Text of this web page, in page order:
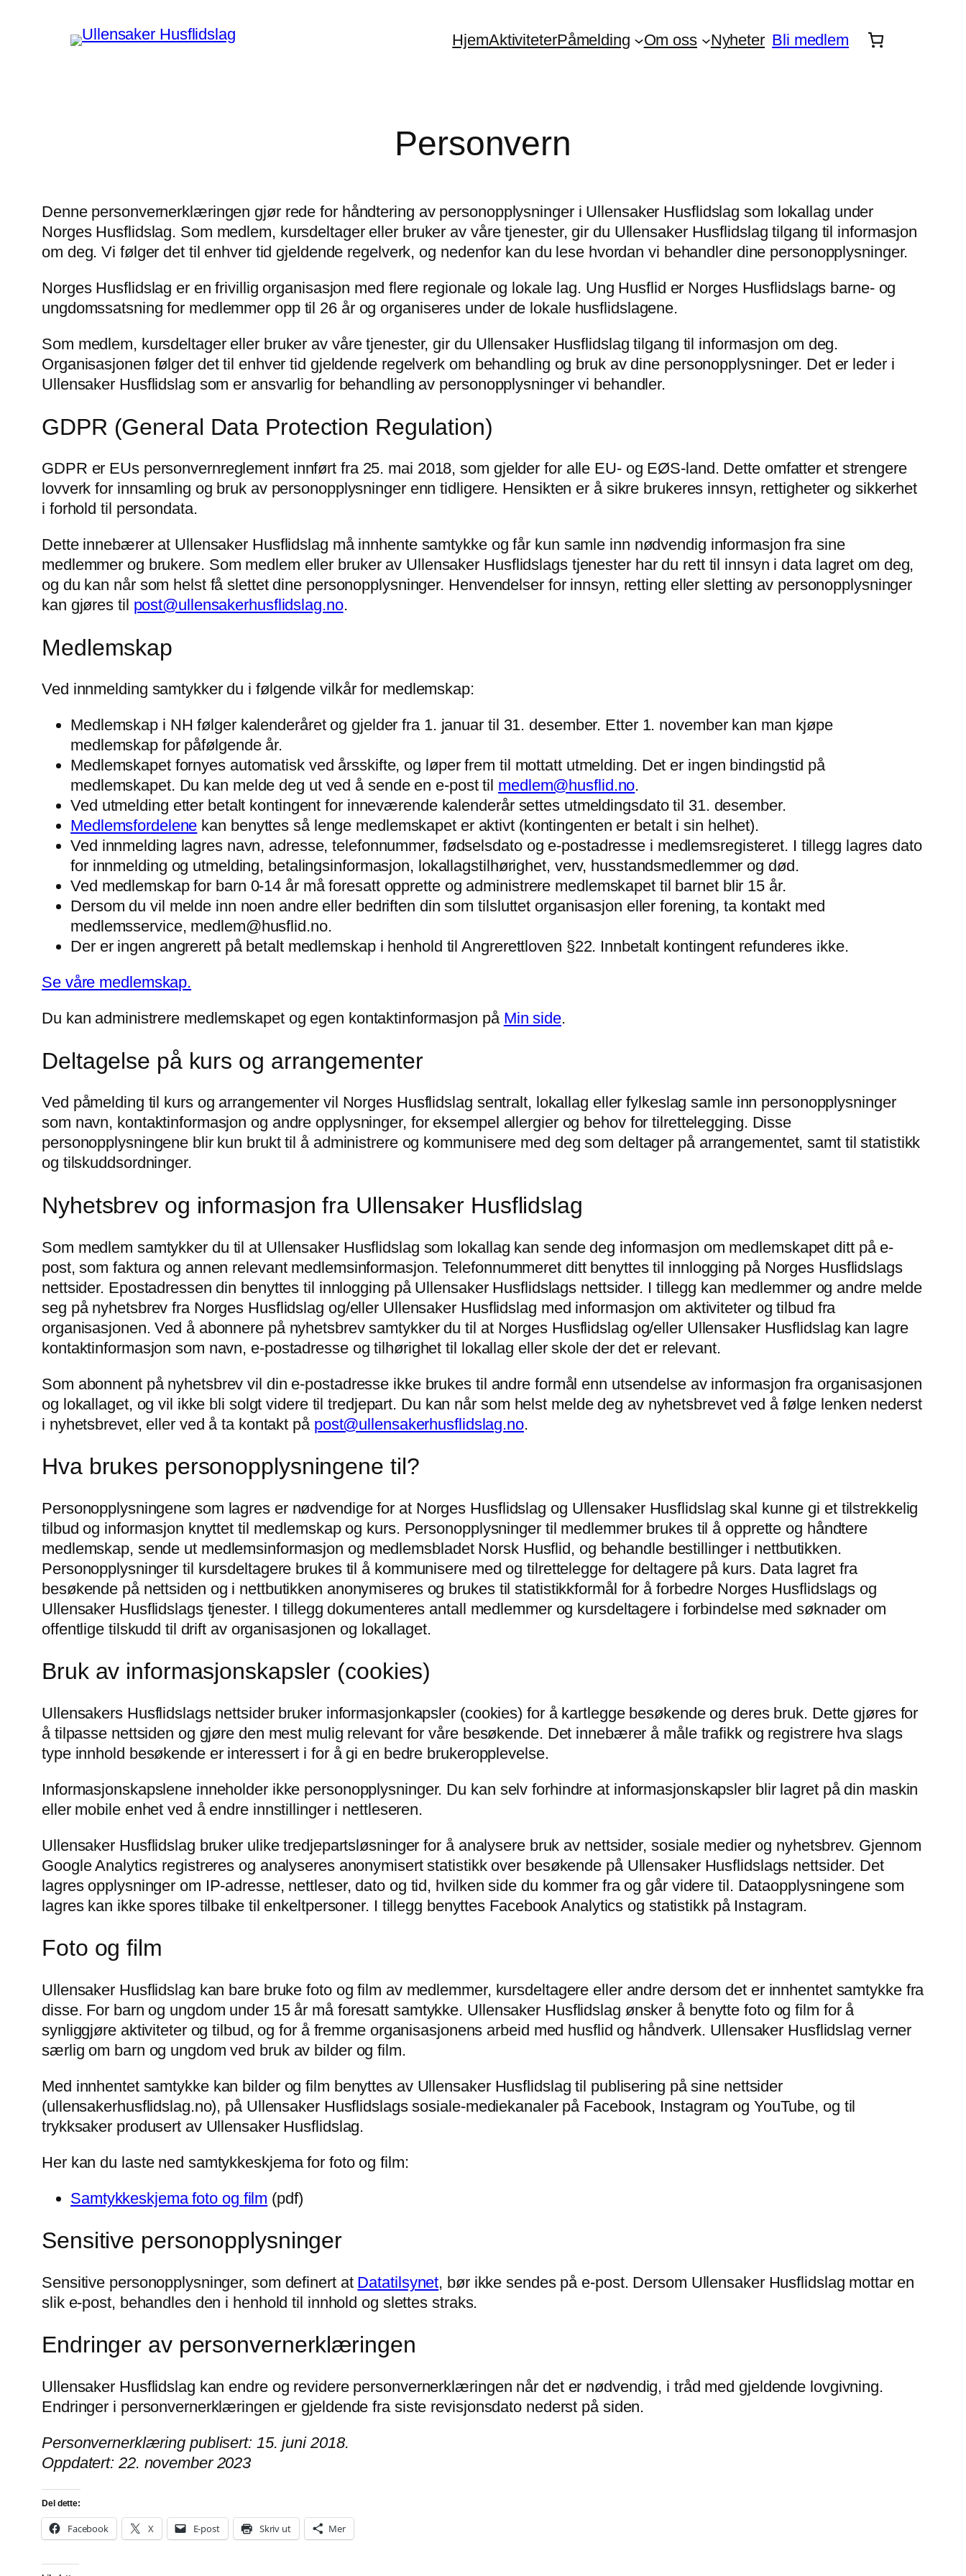
HjemAktiviteterPåmelding Om oss Nyheter Bli medlem
Personvern
Denne personvernerklæringen gjør rede for håndtering av personopplysninger i Ullensaker Husflidslag som lokallag under
Norges Husflidslag. Som medlem, kursdeltager eller bruker av våre tjenester, gir du Ullensaker Husflidslag tilgang til informasjon
om deg. Vi følger det til enhver tid gjeldende regelverk, og nedenfor kan du lese hvordan vi behandler dine personopplysninger.
Norges Husflidslag er en frivillig organisasjon med flere regionale og lokale lag. Ung Husflid er Norges Husflidslags barne- og
ungdomssatsning for medlemmer opp til 26 år og organiseres under de lokale husflidslagene.
Som medlem, kursdeltager eller bruker av våre tjenester, gir du Ullensaker Husflidslag tilgang til informasjon om deg.
Organisasjonen følger det til enhver tid gjeldende regelverk om behandling og bruk av dine personopplysninger. Det er leder i
Ullensaker Husflidslag som er ansvarlig for behandling av personopplysninger vi behandler.
GDPR (General Data Protection Regulation)
GDPR er EUs personvernreglement innført fra 25. mai 2018, som gjelder for alle EU- og EØS-land. Dette omfatter et strengere
lovverk for innsamling og bruk av personopplysninger enn tidligere. Hensikten er å sikre brukeres innsyn, rettigheter og sikkerhet
i forhold til persondata.
Dette innebærer at Ullensaker Husflidslag må innhente samtykke og får kun samle inn nødvendig informasjon fra sine
medlemmer og brukere. Som medlem eller bruker av Ullensaker Husflidslags tjenester har du rett til innsyn i data lagret om deg,
og du kan når som helst få slettet dine personopplysninger. Henvendelser for innsyn, retting eller sletting av personopplysninger
kan gjøres til post@ullensakerhusflidslag.no.
Medlemskap
Ved innmelding samtykker du i følgende vilkår for medlemskap:
Medlemskap i NH følger kalenderåret og gjelder fra 1. januar til 31. desember. Etter 1. november kan man kjøpe
medlemskap for påfølgende år.
Medlemskapet fornyes automatisk ved årsskifte, og løper frem til mottatt utmelding. Det er ingen bindingstid på
medlemskapet. Du kan melde deg ut ved å sende en e-post til medlem@husflid.no.
Ved utmelding etter betalt kontingent for inneværende kalenderår settes utmeldingsdato til 31. desember.
Medlemsfordelene kan benyttes så lenge medlemskapet er aktivt (kontingenten er betalt i sin helhet).
Ved innmelding lagres navn, adresse, telefonnummer, fødselsdato og e-postadresse i medlemsregisteret. I tillegg lagres dato
for innmelding og utmelding, betalingsinformasjon, lokallagstilhørighet, verv, husstandsmedlemmer og død.
Ved medlemskap for barn 0-14 år må foresatt opprette og administrere medlemskapet til barnet blir 15 år.
Dersom du vil melde inn noen andre eller bedriften din som tilsluttet organisasjon eller forening, ta kontakt med
medlemsservice, medlem@husflid.no.
Der er ingen angrerett på betalt medlemskap i henhold til Angrerettloven §22. Innbetalt kontingent refunderes ikke.
Se våre medlemskap.
Du kan administrere medlemskapet og egen kontaktinformasjon på Min side.
Deltagelse på kurs og arrangementer
Ved påmelding til kurs og arrangementer vil Norges Husflidslag sentralt, lokallag eller fylkeslag samle inn personopplysninger
som navn, kontaktinformasjon og andre opplysninger, for eksempel allergier og behov for tilrettelegging. Disse
personopplysningene blir kun brukt til å administrere og kommunisere med deg som deltager på arrangementet, samt til statistikk
og tilskuddsordninger.
Nyhetsbrev og informasjon fra Ullensaker Husflidslag
Som medlem samtykker du til at Ullensaker Husflidslag som lokallag kan sende deg informasjon om medlemskapet ditt på e-
post, som faktura og annen relevant medlemsinformasjon. Telefonnummeret ditt benyttes til innlogging på Norges Husflidslags
nettsider. Epostadressen din benyttes til innlogging på Ullensaker Husflidslags nettsider. I tillegg kan medlemmer og andre melde
seg på nyhetsbrev fra Norges Husflidslag og/eller Ullensaker Husflidslag med informasjon om aktiviteter og tilbud fra
organisasjonen. Ved å abonnere på nyhetsbrev samtykker du til at Norges Husflidslag og/eller Ullensaker Husflidslag kan lagre
kontaktinformasjon som navn, e-postadresse og tilhørighet til lokallag eller skole der det er relevant.
Som abonnent på nyhetsbrev vil din e-postadresse ikke brukes til andre formål enn utsendelse av informasjon fra organisasjonen
og lokallaget, og vil ikke bli solgt videre til tredjepart. Du kan når som helst melde deg av nyhetsbrevet ved å følge lenken nederst
i nyhetsbrevet, eller ved å ta kontakt på post@ullensakerhusflidslag.no.
Hva brukes personopplysningene til?
Personopplysningene som lagres er nødvendige for at Norges Husflidslag og Ullensaker Husflidslag skal kunne gi et tilstrekkelig
tilbud og informasjon knyttet til medlemskap og kurs. Personopplysninger til medlemmer brukes til å opprette og håndtere
medlemskap, sende ut medlemsinformasjon og medlemsbladet Norsk Husflid, og behandle bestillinger i nettbutikken.
Personopplysninger til kursdeltagere brukes til å kommunisere med og tilrettelegge for deltagere på kurs. Data lagret fra
besøkende på nettsiden og i nettbutikken anonymiseres og brukes til statistikkformål for å forbedre Norges Husflidslags og
Ullensaker Husflidslags tjenester. I tillegg dokumenteres antall medlemmer og kursdeltagere i forbindelse med søknader om
offentlige tilskudd til drift av organisasjonen og lokallaget.
Bruk av informasjonskapsler (cookies)
Ullensakers Husflidslags nettsider bruker informasjonkapsler (cookies) for å kartlegge besøkende og deres bruk. Dette gjøres for
å tilpasse nettsiden og gjøre den mest mulig relevant for våre besøkende. Det innebærer å måle trafikk og registrere hva slags
type innhold besøkende er interessert i for å gi en bedre brukeropplevelse.
Informasjonskapslene inneholder ikke personopplysninger. Du kan selv forhindre at informasjonskapsler blir lagret på din maskin
eller mobile enhet ved å endre innstillinger i nettleseren.
Ullensaker Husflidslag bruker ulike tredjepartsløsninger for å analysere bruk av nettsider, sosiale medier og nyhetsbrev. Gjennom
Google Analytics registreres og analyseres anonymisert statistikk over besøkende på Ullensaker Husflidslags nettsider. Det
lagres opplysninger om IP-adresse, nettleser, dato og tid, hvilken side du kommer fra og går videre til. Dataopplysningene som
lagres kan ikke spores tilbake til enkeltpersoner. I tillegg benyttes Facebook Analytics og statistikk på Instagram.
Foto og film
Ullensaker Husflidslag kan bare bruke foto og film av medlemmer, kursdeltagere eller andre dersom det er innhentet samtykke fra
disse. For barn og ungdom under 15 år må foresatt samtykke. Ullensaker Husflidslag ønsker å benytte foto og film for å
synliggjøre aktiviteter og tilbud, og for å fremme organisasjonens arbeid med husflid og håndverk. Ullensaker Husflidslag verner
særlig om barn og ungdom ved bruk av bilder og film.
Med innhentet samtykke kan bilder og film benyttes av Ullensaker Husflidslag til publisering på sine nettsider
(ullensakerhusflidslag.no), på Ullensaker Husflidslags sosiale-mediekanaler på Facebook, Instagram og YouTube, og til
trykksaker produsert av Ullensaker Husflidslag.
Her kan du laste ned samtykkeskjema for foto og film:
Samtykkeskjema foto og film (pdf)
Sensitive personopplysninger
Sensitive personopplysninger, som definert at Datatilsynet, bør ikke sendes på e-post. Dersom Ullensaker Husflidslag mottar en
slik e-post, behandles den i henhold til innhold og slettes straks.
Endringer av personvernerklæringen
Ullensaker Husflidslag kan endre og revidere personvernerklæringen når det er nødvendig, i tråd med gjeldende lovgivning.
Endringer i personvernerklæringen er gjeldende fra siste revisjonsdato nederst på siden.
Personvernerklæring publisert: 15. juni 2018.
Oppdatert: 22. november 2023
Del dette:
Facebook X E-post Skriv ut Mer